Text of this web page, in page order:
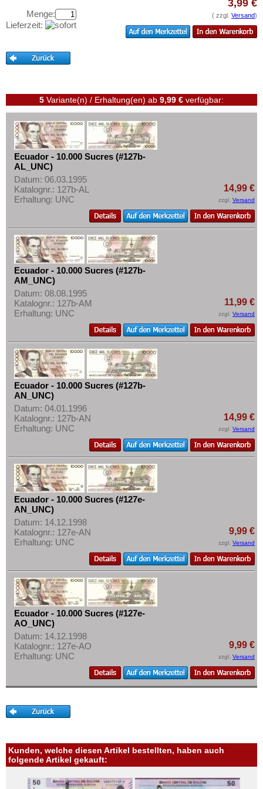
Honduras
Jason Islands
Kuba
Martinique
Mexiko
Montserrat
Nicaragua
Niederländische Antillen
Ostkaribische Staaten
Paraguay
Peru
St. Kitts
St. Lucia
St. Pierre & Miquelon
St. Vincent
Trinidad und Tobago
Uruguay
USA
Venezuela
Testbanknoten
Banknotenbriefe
Aufbewahrung
Ihre Bewertungen
Kontakt
Informationen
Preislisten
Ankauf
Erhaltungsgrade
Gratisbanknoten
FAQ
Mehr über...
Zahlungsbedingungen
Privatsphäre und Datenschutz
Widerrufsbelehrung
Liefer- und Versandkosten
AGB
Impressum
Menge:
Lieferzeit:
3,99 €
( zzgl. Versand)
5 Variante(n) / Erhaltung(en) ab 9,99 € verfügbar:
Ecuador - 10.000 Sucres (#127b-
AL_UNC)
Datum: 06.03.1995
Katalognr.: 127b-AL
Erhaltung: UNC
14,99 €
zzgl. Versand
Ecuador - 10.000 Sucres (#127b-
AM_UNC)
Datum: 08.08.1995
Katalognr.: 127b-AM
Erhaltung: UNC
11,99 €
zzgl. Versand
Ecuador - 10.000 Sucres (#127b-
AN_UNC)
Datum: 04.01.1996
Katalognr.: 127b-AN
Erhaltung: UNC
14,99 €
zzgl. Versand
Ecuador - 10.000 Sucres (#127e-
AN_UNC)
Datum: 14.12.1998
Katalognr.: 127e-AN
Erhaltung: UNC
9,99 €
zzgl. Versand
Ecuador - 10.000 Sucres (#127e-
AO_UNC)
Datum: 14.12.1998
Katalognr.: 127e-AO
Erhaltung: UNC
9,99 €
zzgl. Versand
Kunden, welche diesen Artikel bestellten, haben auch
folgende Artikel gekauft: